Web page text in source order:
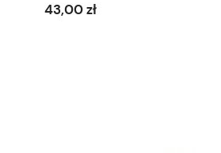
43,00 zł